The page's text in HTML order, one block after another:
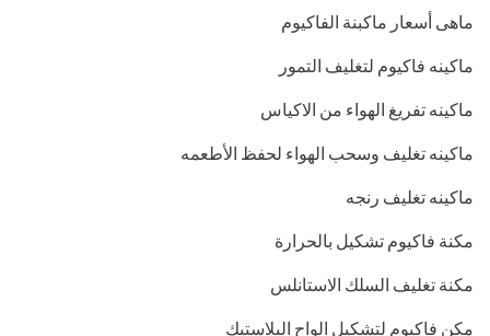
ماهى أسعار ماكبنة الفاكيوم
ماكينه فاكيوم لتغليف التمور
ماكينه تفريغ الهواء من الاكياس
ماكينه تغليف وسحب الهواء لحفظ الأطعمه
ماكينه تغليف رنجه
مكنة فاكيوم تشكيل بالحرارة
مكنة تغليف السلك الاستانلس
مكن فاكيوم لتشكيل الواح البلاستيك